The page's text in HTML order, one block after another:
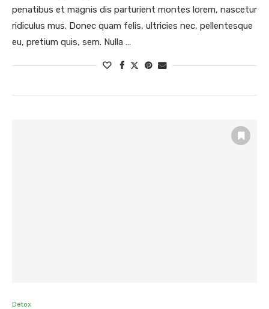
penatibus et magnis dis parturient montes lorem, nascetur
ridiculus mus. Donec quam felis, ultricies nec, pellentesque
eu, pretium quis, sem. Nulla …
Detox